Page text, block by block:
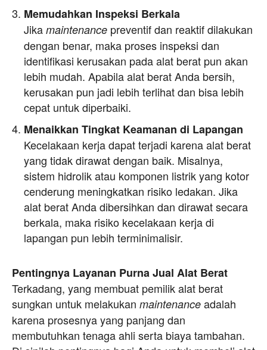
Memudahkan Inspeksi Berkala
Jika maintenance preventif dan reaktif dilakukan
dengan benar, maka proses inspeksi dan
identifikasi kerusakan pada alat berat pun akan
lebih mudah. Apabila alat berat Anda bersih,
kerusakan pun jadi lebih terlihat dan bisa lebih
cepat untuk diperbaiki.
Menaikkan Tingkat Keamanan di Lapangan
Kecelakaan kerja dapat terjadi karena alat berat
yang tidak dirawat dengan baik. Misalnya,
sistem hidrolik atau komponen listrik yang kotor
cenderung meningkatkan risiko ledakan. Jika
alat berat Anda dibersihkan dan dirawat secara
berkala, maka risiko kecelakaan kerja di
lapangan pun lebih terminimalisir.
Pentingnya Layanan Purna Jual Alat Berat
Terkadang, yang membuat pemilik alat berat
sungkan untuk melakukan maintenance adalah
karena prosesnya yang panjang dan
membutuhkan tenaga ahli serta biaya tambahan.